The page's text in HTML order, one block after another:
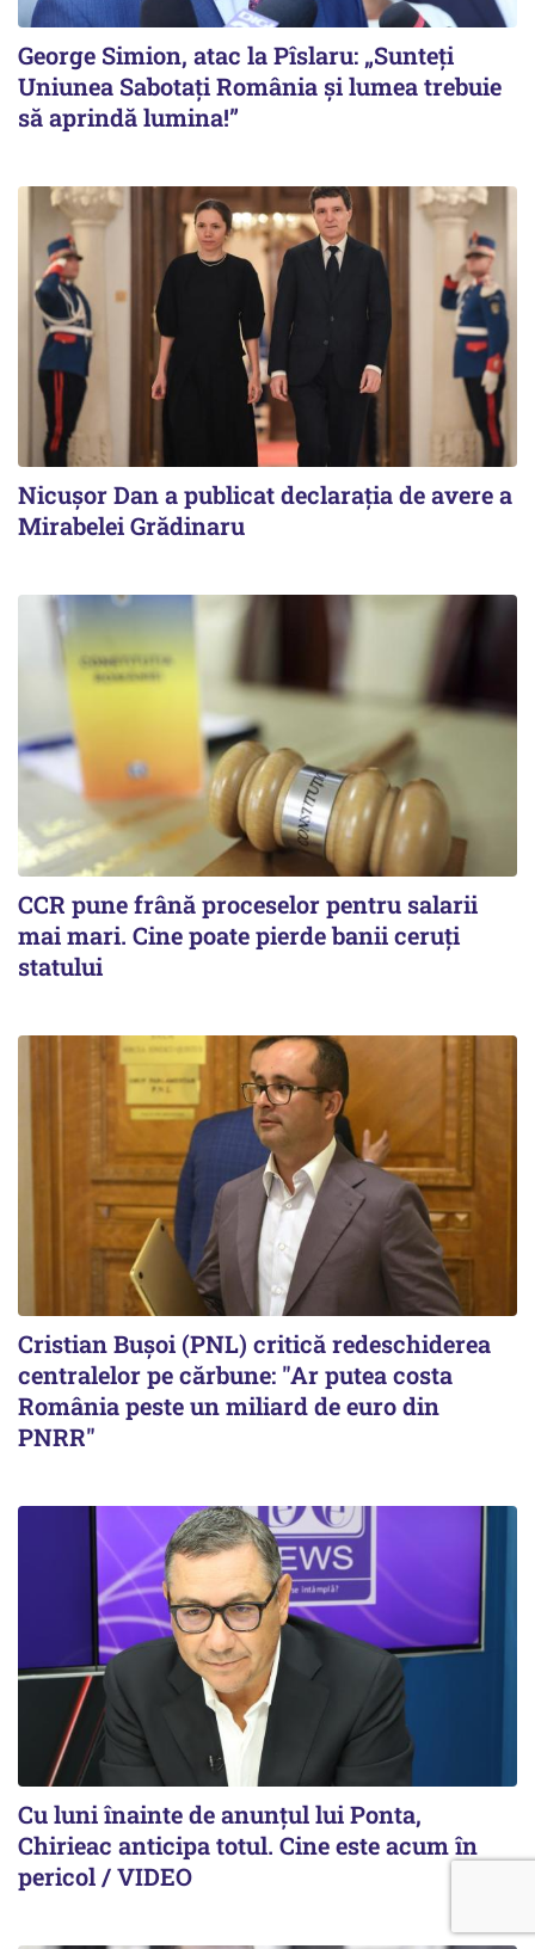
George Simion, atac la Pîslaru: „Sunteți
Uniunea Sabotați România și lumea trebuie
să aprindă lumina!”
Nicuşor Dan a publicat declaraţia de avere a
Mirabelei Grădinaru
CCR pune frână proceselor pentru salarii
mai mari. Cine poate pierde banii ceruți
statului
Cristian Bușoi (PNL) critică redeschiderea
centralelor pe cărbune: "Ar putea costa
România peste un miliard de euro din
PNRR"
Cu luni înainte de anunțul lui Ponta,
Chirieac anticipa totul. Cine este acum în
pericol / VIDEO